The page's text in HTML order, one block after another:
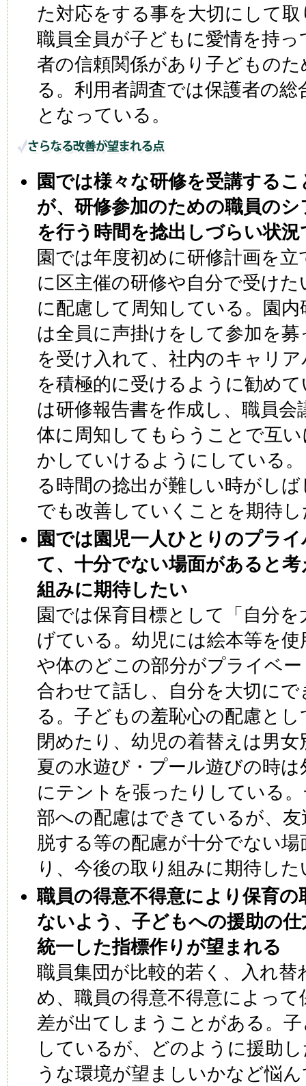
た対応をする事を大切にして
職員全員が子どもに愛情を持
者の信頼関係があり子どもの
る。利用者調査では保護者の総
となっている。
園では様々な研修を受講する
が、研修参加のための職員の
を行う時間を捻出しづらい状況
園では年度初めに研修計画を
に区主催の研修や自分で受け
に配慮して周知している。園
は全員に声掛けをして参加を
を受け入れて、社内のキャリ
を積極的に受けるように勧め
は研修報告書を作成し、職員会
体に周知してもらうことで互
かしていけるようにしている
る時間の捻出が難しい時がし
でも改善していくことを期待
園では園児一人ひとりのプラ
て、十分でない場面があると
組みに期待したい
園では保育目標として「自分
げている。幼児には絵本等を
や体のどこの部分がプライベ
合わせて話し、自分を大切に
る。子どもの羞恥心の配慮と
閉めたり、幼児の着替えは男
夏の水遊び・プール遊びの時
にテントを張ったりしている
部への配慮はできているが、
脱する等の配慮が十分でない
り、今後の取り組みに期待した
職員の得意不得意により保育
ないよう、子どもへの援助の
統一した指標作りが望まれる
職員集団が比較的若く、入れ
め、職員の得意不得意によっ
差が出てしまうことがある。
しているが、どのように援助
うな環境が望ましいかなど悩